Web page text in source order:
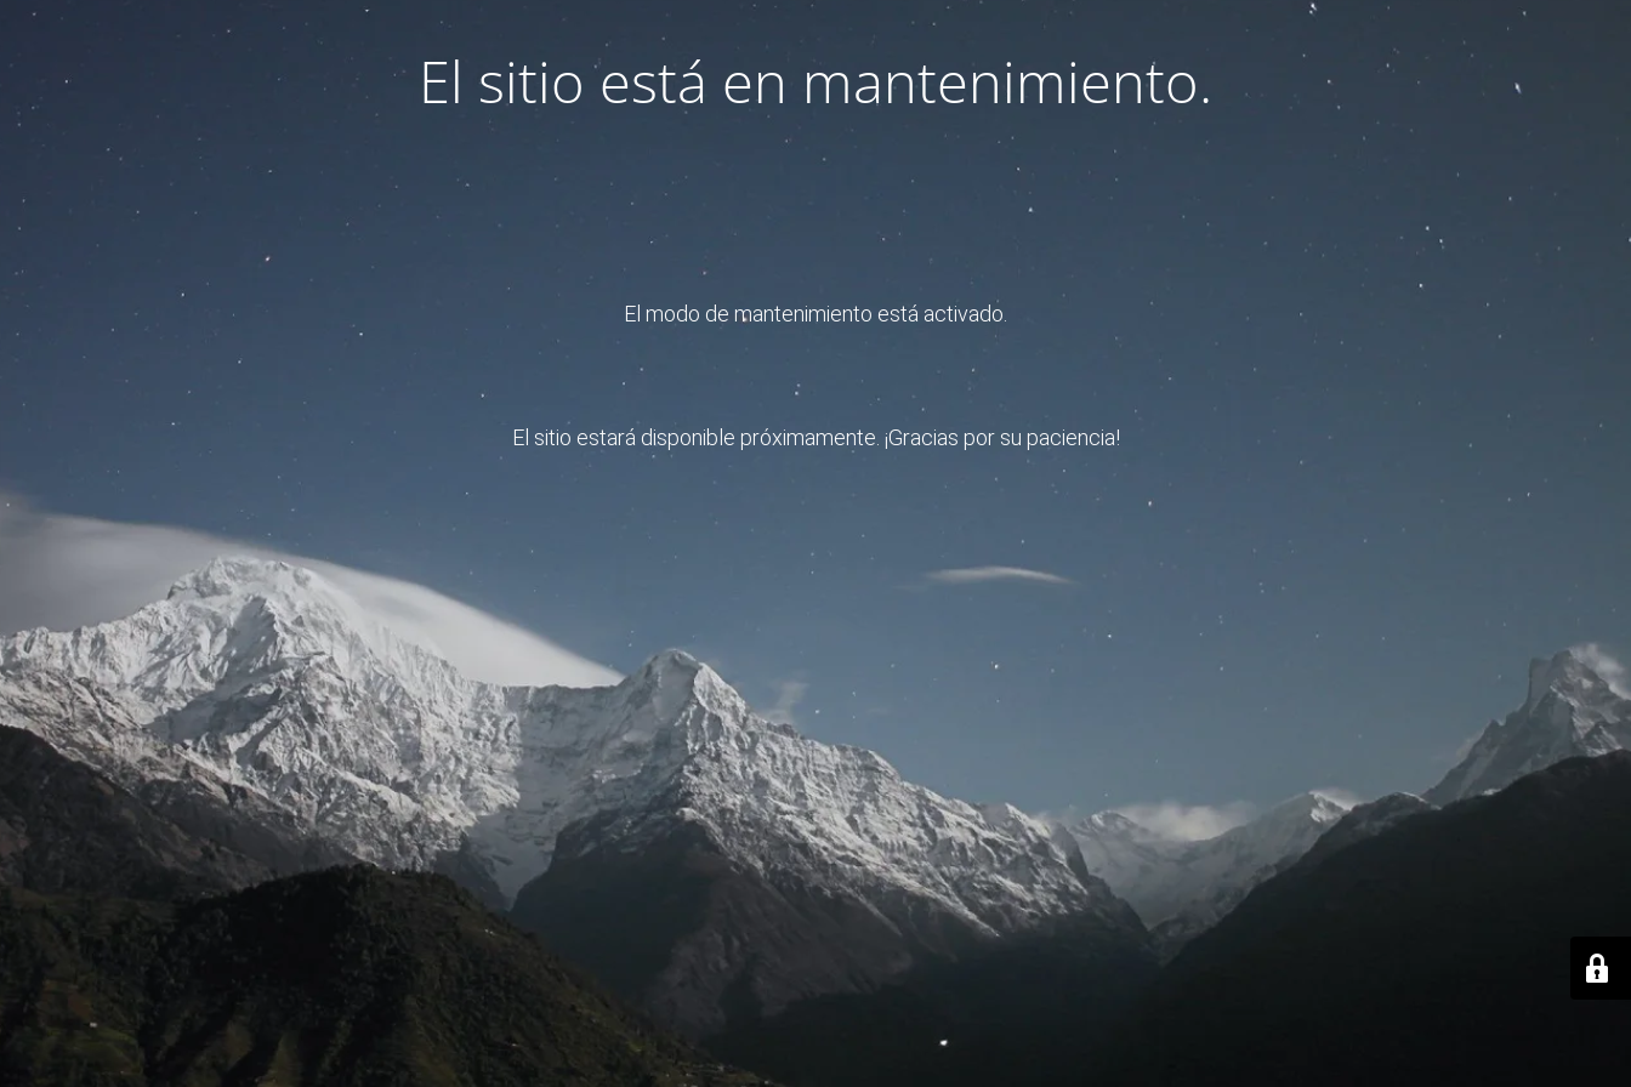
El sitio está en mantenimiento.
El modo de mantenimiento está activado.
El sitio estará disponible próximamente. ¡Gracias por su paciencia!